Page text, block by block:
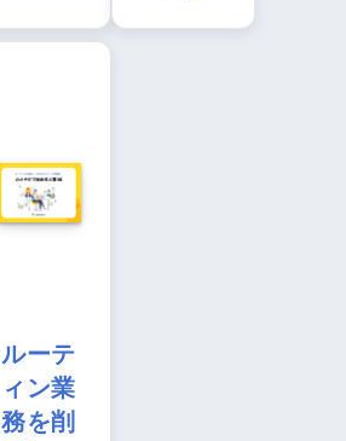
ルーテ
ィン業
務を削